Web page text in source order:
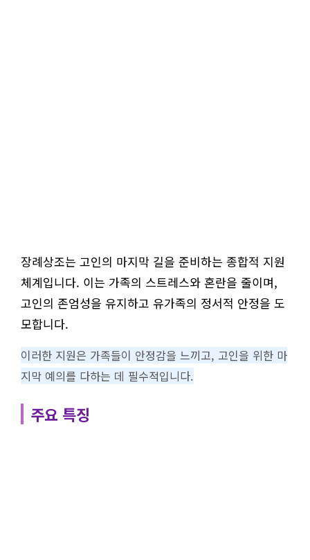
장례상조는 고인의 마지막 길을 준비하는 종합적 지원
체계입니다. 이는 가족의 스트레스와 혼란을 줄이며,
고인의 존엄성을 유지하고 유가족의 정서적 안정을 도
모합니다.
이러한 지원은 가족들이 안정감을 느끼고, 고인을 위한 마
지막 예의를 다하는 데 필수적입니다.
주요 특징